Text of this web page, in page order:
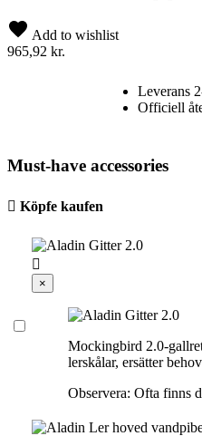
Add to wishlist
965,92 kr.
Leverans
Officiell
Must-have accessories
 Köpfe kaufen

×
Mockingbird 2.0-
lerskålar, ersätter
Observera: Ofta finns